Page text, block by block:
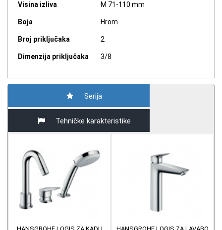
Visina izliva M 71-110 mm
Boja Hrom
Broj priključaka 2
Dimenzija priključaka 3/8
Serija
Tehničke karakteristike